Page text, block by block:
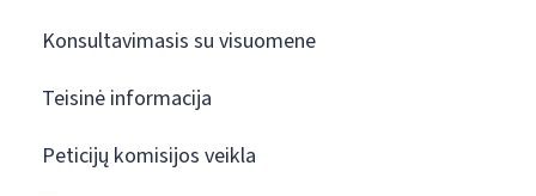
Konsultavimasis su visuomene
Teisinė informacija
Peticijų komisijos veikla